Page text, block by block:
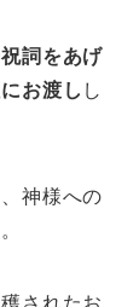
詞をあげ
お渡し し
神様への
されたお